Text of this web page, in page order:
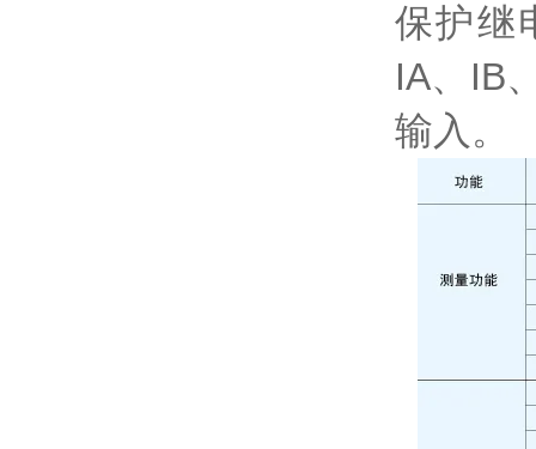
保护继
IA、IB
输入。